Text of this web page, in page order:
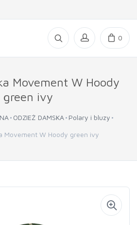
0
Movement W Hoody
green ivy
ODZIEŻ DAMSKA Polary i bluzy
Movement W Hoody green ivy